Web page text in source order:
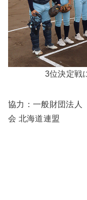
3位決定戦
協力：一般財団法
会 北海道連盟